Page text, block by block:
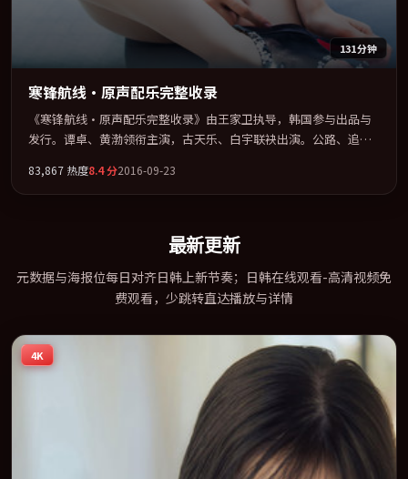
131分钟
寒锋航线·原声配乐完整收录
《寒锋航线·原声配乐完整收录》由王家卫执导，韩国参与出品与
发行。谭卓、黄渤领衔主演，古天乐、白宇联袂出演。公路、追车
在叙事、表演与视听上力求统一。定于 2016-09-10 在内地院线及主
流平台同步亮相，2016 年度话题片中口碑稳健，适合喜欢强情节与
83,867 热度8.4分2016-09-23
最新更新
元数据与海报位每日对齐日韩上新节奏；日韩在线观看-高清视频免
费观看，少跳转直达播放与详情
4K